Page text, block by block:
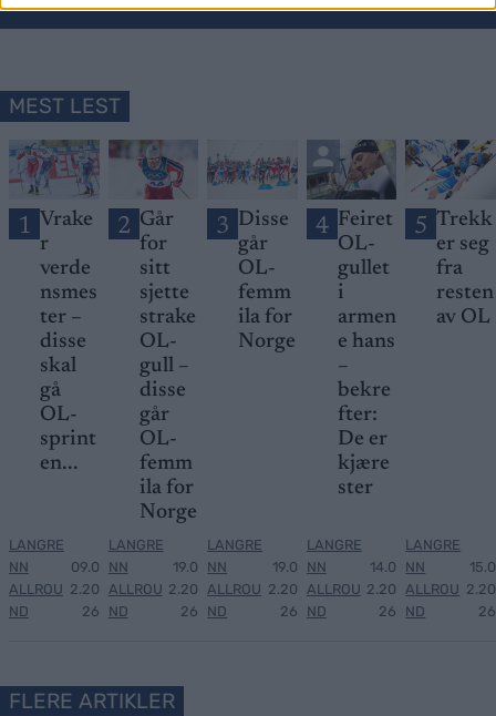
MEST LEST
1 Vrake
r
verde
nsmes
ter –
disse
skal
gå
OL-
sprint
en...
LANGRE
NN
ALLROU
ND
09.0
2.20
26
2 Går
for
sitt
sjette
strake
OL-
gull –
disse
går
OL-
femm
ila for
Norge
LANGRE
NN
ALLROU
ND
19.0
2.20
26
3 Disse
går
OL-
femm
ila for
Norge
LANGRE
NN
ALLROU
ND
19.0
2.20
26
4 Feiret
OL-
gullet
i
armen
e hans
–
bekre
fter:
De er
kjære
ster
LANGRE
NN
ALLROU
ND
14.0
2.20
26
5 Trekk
er seg
fra
resten
av OL
LANGRE
NN
ALLROU
ND
15.0
2.20
26
FLERE ARTIKLER